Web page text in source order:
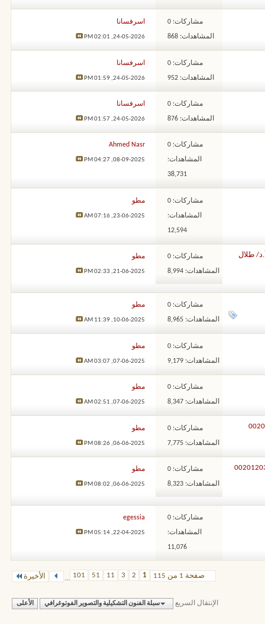
مشاركات: 0
المشاهدات: 868
اسرفسانا
24-05-2026,
02:01 PM
مشاركات: 0
المشاهدات: 952
اسرفسانا
24-05-2026,
01:59 PM
مشاركات: 0
المشاهدات: 876
اسرفسانا
24-05-2026,
01:57 PM
مشاركات: 0
المشاهدات:
38,731
Ahmed Nasr
08-09-2025,
04:27 PM
مشاركات: 0
المشاهدات:
12,594
مطو
23-06-2025,
07:16 AM
طلال مشاركات: 0
المشاهدات: 8,994
مطو
21-06-2025,
02:33 PM
مشاركات: 0
المشاهدات: 8,965
مطو
10-06-2025,
11:39 AM
مشاركات: 0
المشاهدات: 9,179
مطو
07-06-2025,
03:07 AM
مشاركات: 0
المشاهدات: 8,347
مطو
07-06-2025,
02:51 AM
مشاركات: 0
المشاهدات: 7,775
مطو
06-06-2025,
08:26 PM
طلال نور – 00201203443373 مشاركات: 0
المشاهدات: 8,323
مطو
06-06-2025,
08:02 PM
مشاركات: 0
المشاهدات:
11,076
egessia
22-04-2025,
05:14 PM
صفحة 1 من 115 1
2
3
11
51
101
... الأخيرة
الإنتقال السريع سبلة الفنون التشكيلية والتصوير الفوتوغرافي الأعلى